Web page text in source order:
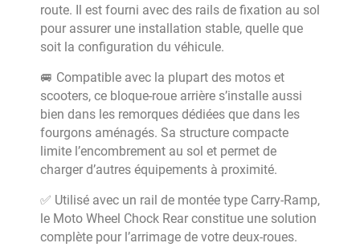
route. Il est fourni avec des rails de fixation au sol
pour assurer une installation stable, quelle que
soit la configuration du véhicule.
🚐 Compatible avec la plupart des motos et
scooters, ce bloque-roue arrière s’installe aussi
bien dans les remorques dédiées que dans les
fourgons aménagés. Sa structure compacte
limite l’encombrement au sol et permet de
charger d’autres équipements à proximité.
✅ Utilisé avec un rail de montée type Carry-Ramp,
le Moto Wheel Chock Rear constitue une solution
complète pour l’arrimage de votre deux-roues.